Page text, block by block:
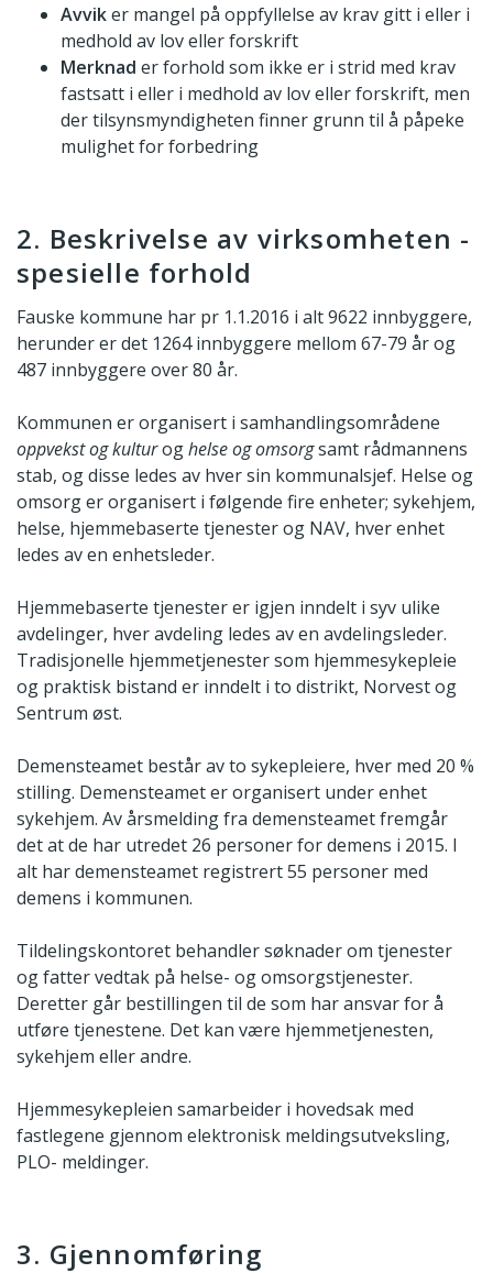
Avviker mangel på oppfyllelse av krav gitt i eller i
medhold av lov eller forskrift
Merknad er forhold som ikke er i strid med krav
fastsatt i eller i medhold av lov eller forskrift, men
der tilsynsmyndigheten finner grunn til å påpeke
mulighet for forbedring
2. Beskrivelse av virksomheten -
spesielle forhold
Fauske kommune har pr 1.1.2016 i alt 9622 innbyggere,
herunder er det 1264 innbyggere mellom 67-79 år og
487 innbyggere over 80 år.
Kommunen er organisert i samhandlingsområdene
oppvekst og kulturoghelse og omsorgsamt rådmannens
stab, og disse ledes av hver sin kommunalsjef. Helse og
omsorg er organisert i følgende fire enheter; sykehjem,
helse, hjemmebaserte tjenester og NAV, hver enhet
ledes av en enhetsleder.
Hjemmebaserte tjenester er igjen inndelt i syv ulike
avdelinger, hver avdeling ledes av en avdelingsleder.
Tradisjonelle hjemmetjenester som hjemmesykepleie
og praktisk bistand er inndelt i to distrikt, Norvest og
Sentrum øst.
Demensteamet består av to sykepleiere, hver med 20 %
stilling. Demensteamet er organisert under enhet
sykehjem. Av årsmelding fra demensteamet fremgår
det at de har utredet 26 personer for demens i 2015. I
alt har demensteamet registrert 55 personer med
demens i kommunen.
Tildelingskontoret behandler søknader om tjenester
og fatter vedtak på helse- og omsorgstjenester.
Deretter går bestillingen til de som har ansvar for å
utføre tjenestene. Det kan være hjemmetjenesten,
sykehjem eller andre.
Hjemmesykepleien samarbeider i hovedsak med
fastlegene gjennom elektronisk meldingsutveksling,
PLO- meldinger.
3. Gjennomføring